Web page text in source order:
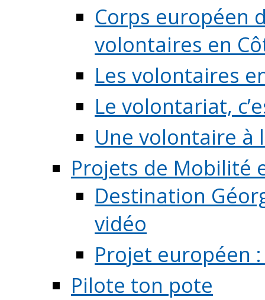
Corps européen
volontaires en
Les volontaires
Le volontariat,
Une volontaire à
Projets de Mobilité
Destination
vidéo
Projet européen
Pilote ton pote